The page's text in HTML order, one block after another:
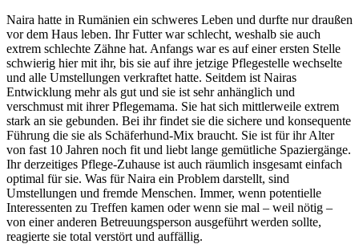
Naira hatte in Rumänien ein schweres Leben und durfte nur draußen
vor dem Haus leben. Ihr Futter war schlecht, weshalb sie auch
extrem schlechte Zähne hat. Anfangs war es auf einer ersten Stelle
schwierig hier mit ihr, bis sie auf ihre jetzige Pflegestelle wechselte
und alle Umstellungen verkraftet hatte. Seitdem ist Nairas
Entwicklung mehr als gut und sie ist sehr anhänglich und
verschmust mit ihrer Pflegemama. Sie hat sich mittlerweile extrem
stark an sie gebunden. Bei ihr findet sie die sichere und konsequente
Führung die sie als Schäferhund-Mix braucht. Sie ist für ihr Alter
von fast 10 Jahren noch fit und liebt lange gemütliche Spaziergänge.
Ihr derzeitiges Pflege-Zuhause ist auch räumlich insgesamt einfach
optimal für sie. Was für Naira ein Problem darstellt, sind
Umstellungen und fremde Menschen. Immer, wenn potentielle
Interessenten zu Treffen kamen oder wenn sie mal – weil nötig –
von einer anderen Betreuungsperson ausgeführt werden sollte,
reagierte sie total verstört und auffällig.